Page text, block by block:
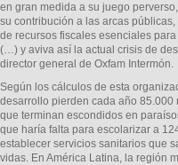
en gran medida a su juego
su contribución a las arcas
de recursos fiscales esenciales
(…) y aviva así la actual crisis de
director general de Oxfam Intermón.
Según los cálculos de esta
desarrollo pierden cada año
que terminan escondidos en
que haría falta para escolarizar a
establecer servicios sanitarios que
vidas. En América Latina, la región